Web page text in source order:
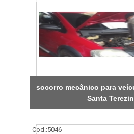
socorro mecânico para
Santa
Cod.:5046